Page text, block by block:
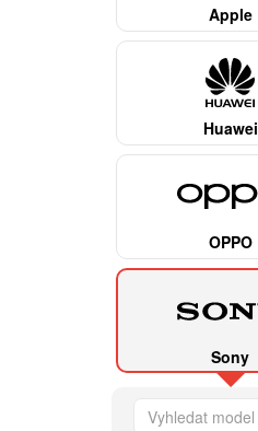
Apple
Huawei
OPPO
Sony